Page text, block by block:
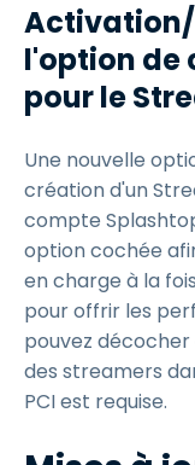
l'option de
pour le
Une nouvelle
création d'un
compte
option cochée
en charge à la
pour offrir les
pouvez
des streamers
PCI est requise.